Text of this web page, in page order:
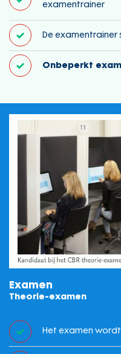
examentrainer
De examentrainer
Onbeperkt
Examen
Theorie-examen
Het examen